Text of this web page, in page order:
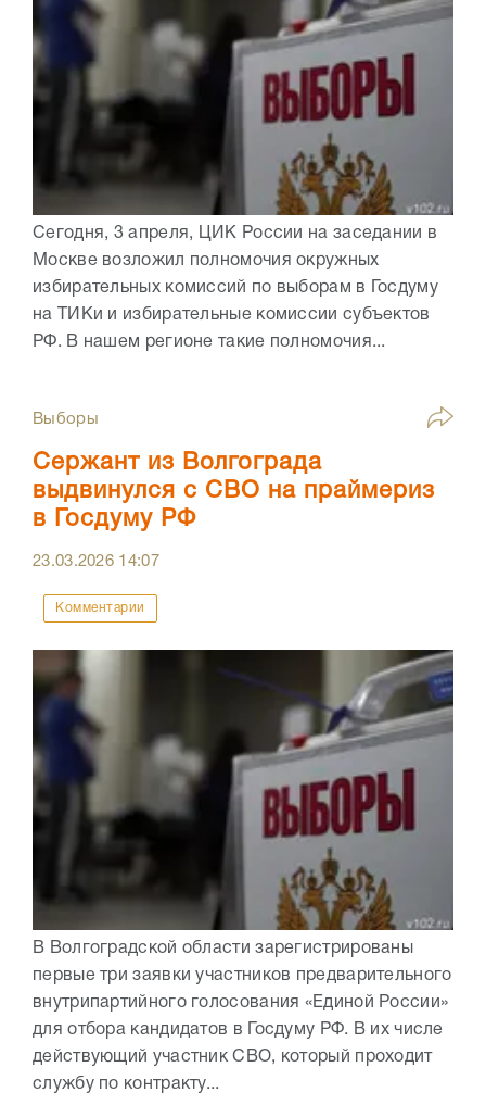
Сегодня, 3 апреля, ЦИК России на заседании в
Москве возложил полномочия окружных
избирательных комиссий по выборам в Госдуму
на ТИКи и избирательные комиссии субъектов
РФ. В нашем регионе такие полномочия...
Выборы
Сержант из Волгограда
выдвинулся с СВО на праймериз
в Госдуму РФ
23.03.2026 14:07
Комментарии
В Волгоградской области зарегистрированы
первые три заявки участников предварительного
внутрипартийного голосования «Единой России»
для отбора кандидатов в Госдуму РФ. В их числе
действующий участник СВО, который проходит
службу по контракту...